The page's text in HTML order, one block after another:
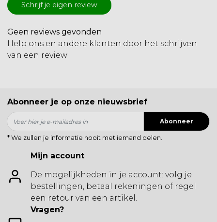
Schrijf je eigen review
Geen reviews gevonden
Help ons en andere klanten door het schrijven
van een review
Abonneer je op onze nieuwsbrief
Abonneer
* We zullen je informatie nooit met iemand delen.
Mijn account
De mogelijkheden in je account: volg je
bestellingen, betaal rekeningen of regel
een retour van een artikel.
Vragen?